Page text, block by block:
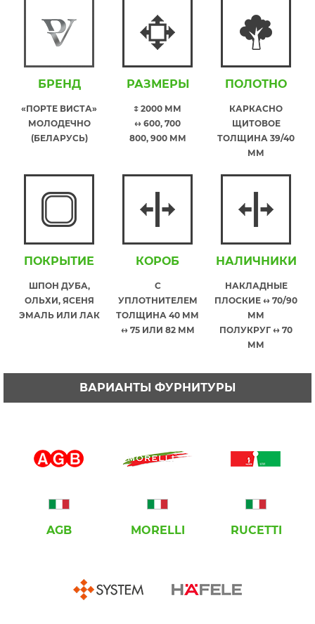
БРЕНД
«ПОРТЕ ВИСТА»
МОЛОДЕЧНО
(БЕЛАРУСЬ)
РАЗМЕРЫ
↕ 2000 ММ
↔ 600, 700
800, 900 ММ
ПОЛОТНО
КАРКАСНО
ЩИТОВОЕ
ТОЛЩИНА 39/40
ММ
ПОКРЫТИЕ
ШПОН ДУБА,
ОЛЬХИ, ЯСЕНЯ
ЭМАЛЬ ИЛИ ЛАК
КОРОБ
С
УПЛОТНИТЕЛЕМ
ТОЛЩИНА 40 ММ
↔ 75 ИЛИ 82 ММ
НАЛИЧНИКИ
НАКЛАДНЫЕ
ПЛОСКИЕ ↔ 70/90
ММ
ПОЛУКРУГ ↔ 70
ММ
ВАРИАНТЫ ФУРНИТУРЫ
AGB MORELLI RUCETTI